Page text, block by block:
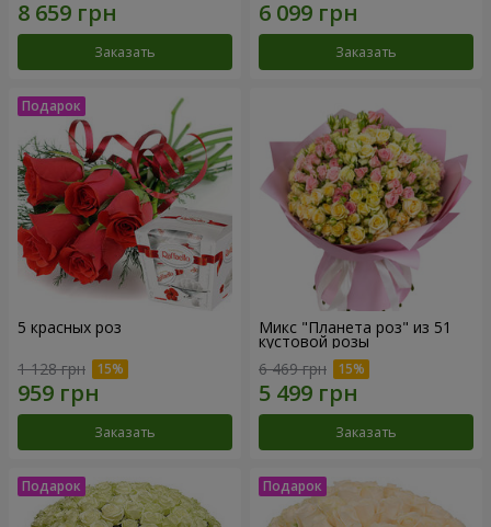
Заказать Заказать
5 красных роз
1 128 грн
Заказать
Микс "Планета роз" из 51
кустовой розы
6 469 грн
Заказать